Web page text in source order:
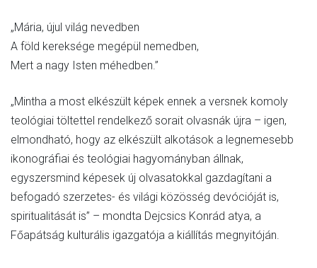
„Mária, újul világ nevedben
A föld kereksége megépül nemedben,
Mert a nagy Isten méhedben.”
„Mintha a most elkészült képek ennek a versnek komoly
teológiai töltettel rendelkező sorait olvasnák újra – igen,
elmondható, hogy az elkészült alkotások a legnemesebb
ikonográfiai és teológiai hagyományban állnak,
egyszersmind képesek új olvasatokkal gazdagítani a
befogadó szerzetes- és világi közösség devócióját is,
spiritualitását is” – mondta Dejcsics Konrád atya, a
Főapátság kulturális igazgatója a kiállítás megnyitóján.